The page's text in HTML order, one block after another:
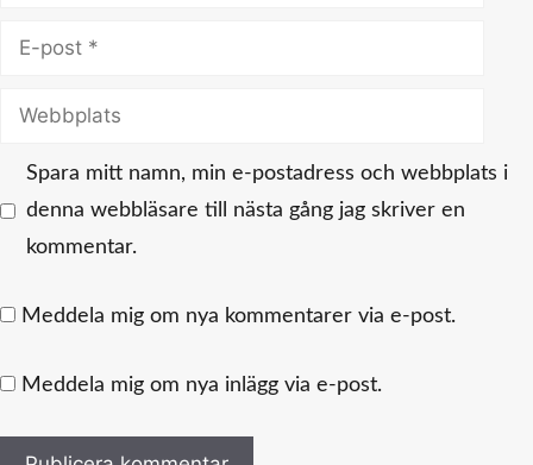
Webbplats
Spara mitt namn, min e-postadress och webbplats i
denna webbläsare till nästa gång jag skriver en
kommentar.
Meddela mig om nya kommentarer via e-post.
Meddela mig om nya inlägg via e-post.